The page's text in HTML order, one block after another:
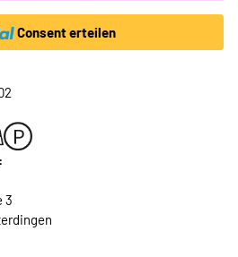
Consent erteilen
3